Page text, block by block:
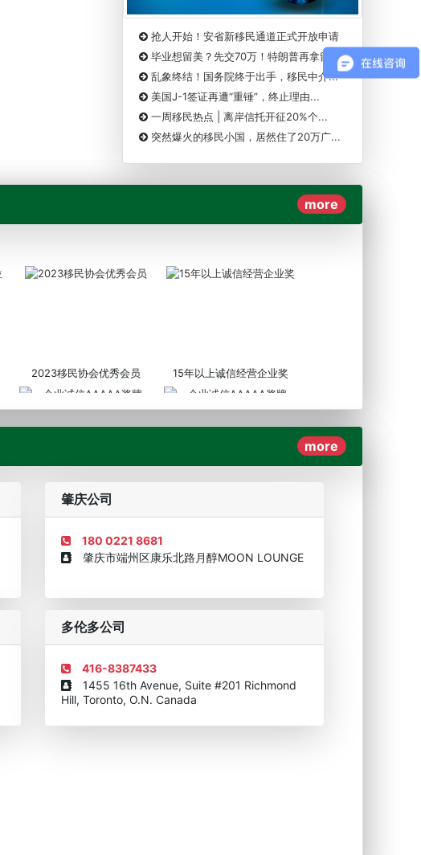
抢人开始！安省新移民通道正式开放申请
毕业想留美？先交70万！特朗普再拿留...
乱象终结！国务院终于出手，移民中介...
美国J-1签证再遭“重锤”，终止理由...
一周移民热点 | 离岸信托开征20%个...
突然爆火的移民小国，居然住了20万广...
more
2023移民协会优秀会员 15年以上诚信经营企业奖
企业诚信AAAAA奖牌2019
加拿大移民顾问资格证书
more
肇庆公司
180 0221 8681
肇庆市端州区康乐北路月醇MOON LOUNGE
多伦多公司
416-8387433
1455 16th Avenue, Suite #201 Richmond
Hill, Toronto, O.N. Canada